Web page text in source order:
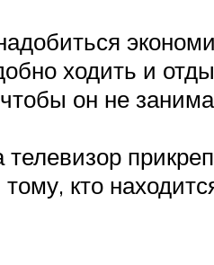
ходить и
он не
кто